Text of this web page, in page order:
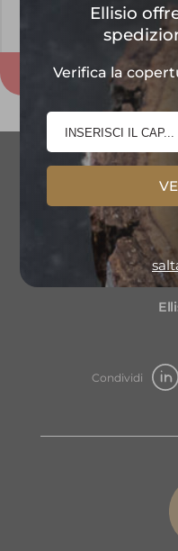
Ellisio
Condividi
Ellisio
Verifica la